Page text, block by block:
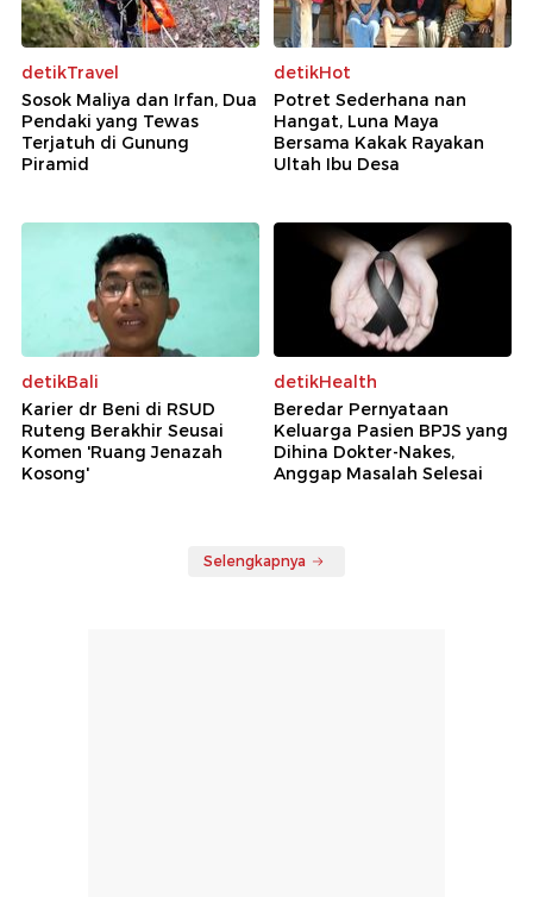
detikTravel
Sosok Maliya dan Irfan, Dua
Pendaki yang Tewas
Terjatuh di Gunung
Piramid
detikHot
Potret Sederhana nan
Hangat, Luna Maya
Bersama Kakak Rayakan
Ultah Ibu Desa
detikBali
Karier dr Beni di RSUD
Ruteng Berakhir Seusai
Komen 'Ruang Jenazah
Kosong'
detikHealth
Beredar Pernyataan
Keluarga Pasien BPJS yang
Dihina Dokter-Nakes,
Anggap Masalah Selesai
Selengkapnya